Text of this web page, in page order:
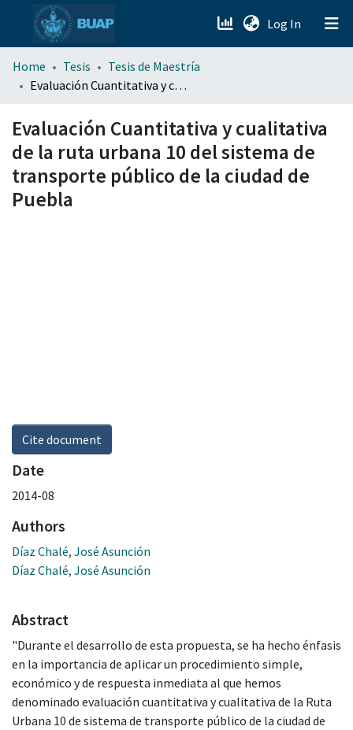
Log In (current)
menu.section.about_menu
Home Tesis
Tesis de Maestría
Evaluación Cuantitativa y cualitativa de la ruta urbana 10 del sistema de transporte público de la ciudad de Puebla
Evaluación Cuantitativa y cualitativa
de la ruta urbana 10 del sistema de
transporte público de la ciudad de
Puebla
Cite document
Date
2014-08
Authors
Díaz Chalé, José Asunción
Díaz Chalé, José Asunción
Abstract
"Durante el desarrollo de esta propuesta, se ha hecho énfasis
en la importancia de aplicar un procedimiento simple,
económico y de respuesta inmediata al que hemos
denominado evaluación cuantitativa y cualitativa de la Ruta
Urbana 10 de sistema de transporte público de la ciudad de